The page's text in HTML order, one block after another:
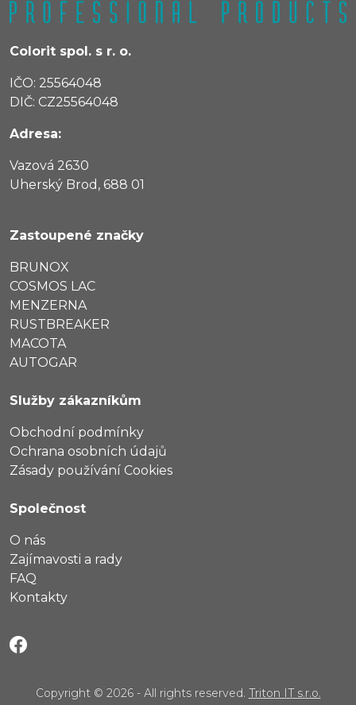
Colorit spol. s r. o.
IČO: 25564048
DIČ: CZ25564048
Adresa:
Vazová 2630
Uherský Brod, 688 01
Zastoupené značky
BRUNOX
COSMOS LAC
MENZERNA
RUSTBREAKER
MACOTA
AUTOGAR
Služby zákazníkům
Obchodní podmínky
Ochrana osobních údajů
Zásady používání Cookies
Společnost
O nás
Zajímavosti a rady
FAQ
Kontakty
Copyright © 2026 - All rights reserved. Triton IT s.r.o.